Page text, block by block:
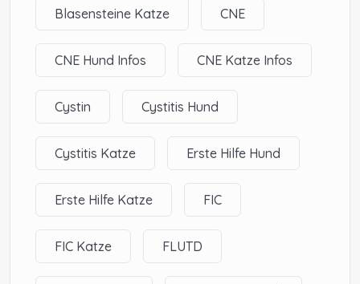
Blasensteine Katze CNE
CNE Hund Infos CNE Katze Infos
Cystin Cystitis Hund
Cystitis Katze Erste Hilfe Hund
Erste Hilfe Katze FIC
FIC Katze FLUTD